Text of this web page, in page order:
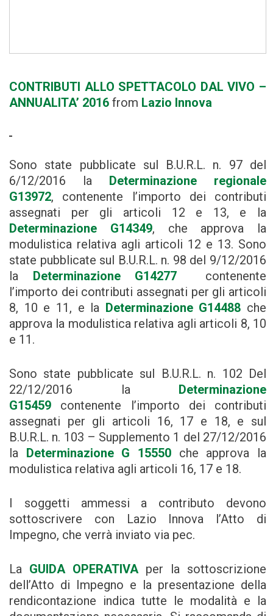
CONTRIBUTI ALLO SPETTACOLO DAL VIVO –
ANNUALITA’ 2016 from Lazio Innova
Sono state pubblicate sul B.U.R.L. n. 97 del
6/12/2016 la Determinazione regionale
G13972, contenente l’importo dei contributi
assegnati per gli articoli 12 e 13, e la
Determinazione G14349, che approva la
modulistica relativa agli articoli 12 e 13. Sono
state pubblicate sul B.U.R.L. n. 98 del 9/12/2016
la Determinazione G14277
contenente
l’importo dei contributi assegnati per gli articoli
8, 10 e 11, e la Determinazione G14488 che
approva la modulistica relativa agli articoli 8, 10
e 11.
Sono state pubblicate sul B.U.R.L. n. 102 Del
22/12/2016 la Determinazione
G15459 contenente l’importo dei contributi
assegnati per gli articoli 16, 17 e 18, e sul
B.U.R.L. n. 103 – Supplemento 1 del 27/12/2016
la Determinazione G 15550 che approva la
modulistica relativa agli articoli 16, 17 e 18.
I soggetti ammessi a contributo devono
sottoscrivere con Lazio Innova l’Atto di
Impegno, che verrà inviato via pec.
La GUIDA OPERATIVA per la sottoscrizione
dell’Atto di Impegno e la presentazione della
rendicontazione indica tutte le modalità e la